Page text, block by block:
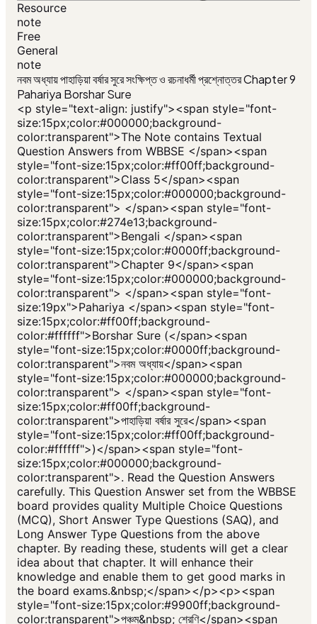
Resource
note
Free
General
note
নবম অধ্যায় পাহাড়িয়া বর্ষার সুরে সংক্ষিপ্ত ও রচনাধর্মী প্রশ্নোত্তর Chapter 9
Pahariya Borshar Sure
<p style="text-align: justify"><span style="font-
size:15px;color:#000000;background-
color:transparent">The Note contains Textual
Question Answers from WBBSE </span><span
style="font-size:15px;color:#ff00ff;background-
color:transparent">Class 5</span><span
style="font-size:15px;color:#000000;background-
color:transparent"> </span><span style="font-
size:15px;color:#274e13;background-
color:transparent">Bengali </span><span
style="font-size:15px;color:#0000ff;background-
color:transparent">Chapter 9</span><span
style="font-size:15px;color:#000000;background-
color:transparent"> </span><span style="font-
size:19px">Pahariya </span><span style="font-
size:15px;color:#ff00ff;background-
color:#ffffff">Borshar Sure (</span><span
style="font-size:15px;color:#0000ff;background-
color:transparent">নবম অধ্যায়</span><span
style="font-size:15px;color:#000000;background-
color:transparent"> </span><span style="font-
size:15px;color:#ff00ff;background-
color:transparent">পাহাড়িয়া বর্ষার সুরে</span><span
style="font-size:15px;color:#ff00ff;background-
color:#ffffff">)</span><span style="font-
size:15px;color:#000000;background-
color:transparent">. Read the Question Answers
carefully. This Question Answer set from the WBBSE
board provides quality Multiple Choice Questions
(MCQ), Short Answer Type Questions (SAQ), and
Long Answer Type Questions from the above
chapter. By reading these, students will get a clear
idea about that chapter. It will enhance their
knowledge and enable them to get good marks in
the board exams.&nbsp;</span></p><p><span
style="font-size:15px;color:#9900ff;background-
color:transparent">পঞ্চম&nbsp; শ্রেণি</span><span